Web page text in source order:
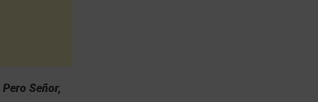
Señor,